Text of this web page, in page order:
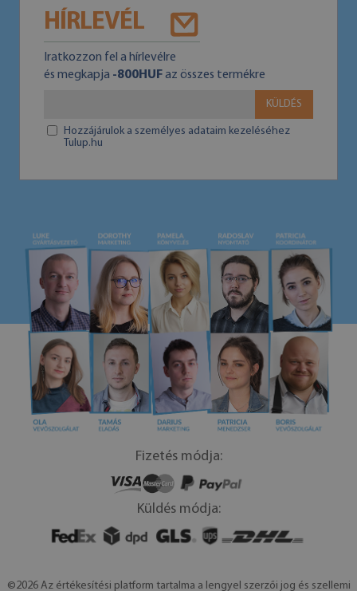
HÍRLEVÉL
Iratkozzon fel a hírlevélre
és megkapja -800HUFaz összes termékre
KÜLDÉS
Hozzájárulok a személyes adataim kezeléséhez
Tulup.hu
Fizetés módja:
Küldés módja:
©2026 Az értékesítési platform tartalma a lengyel szerzői jog és szellemi